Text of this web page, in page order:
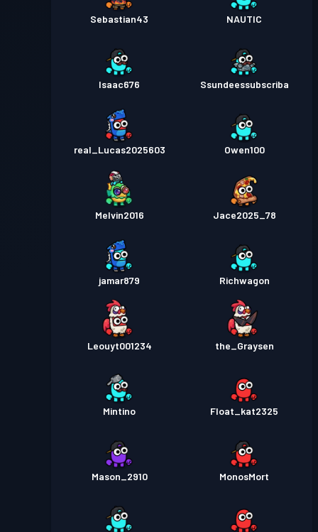
Sebastian43 NAUTIC
Isaac676 Ssundeessubscriba
real_Lucas2025603 Owen100
Melvin2016 Jace2025_78
jamar879 Richwagon
Leouyt001234 the_Graysen
Mintino Float_kat2325
Mason_2910 MonosMort